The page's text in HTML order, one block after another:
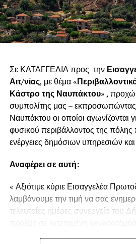
Σε ΚΑΤΑΓΓΕΛΙΑ προς την
Αιτ/νίας, με θέμα «
Κάστρο της Ναυπάκτου» ,
συμπολίτης μας –
Ναυπάκτου οι οποίοι αγωνίζονται
φυσικού περιβάλλοντος της πόλης
ενέργειες δημόσιων υπηρεσιών
Αναφέρει σε αυτή:
« Αξιότιμε κύριε Εισαγγελέα
λαμβάνουμε την τιμή να σας
τελευταίες ημέρες συνεργείο του